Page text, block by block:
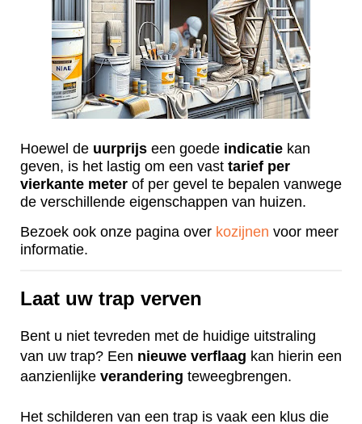
Hoewel de uurprijs een goede indicatie kan
geven, is het lastig om een vast tarief per
vierkante meter of per gevel te bepalen vanwege
de verschillende eigenschappen van huizen.
Bezoek ook onze pagina over kozijnen voor meer
informatie.
Laat uw trap verven
Bent u niet tevreden met de huidige uitstraling
van uw trap? Een nieuwe verflaag kan hierin een
aanzienlijke verandering teweegbrengen.
Het schilderen van een trap is vaak een klus die